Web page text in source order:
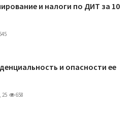
и налоги по ДИТ за 10
и опасности ее
25 658